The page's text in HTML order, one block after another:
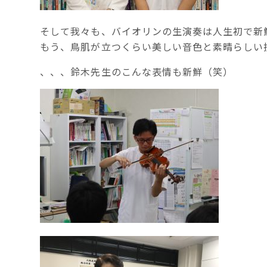
そして我々も、バイオリンの生演奏は人生初で新
もう、鳥肌が立つくらい美しい音色と素晴らしい
、、、鈴木先生のこんな表情も新鮮（笑）